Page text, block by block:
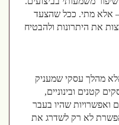
מתי. ככל שהצעד
את היתרונות ולהבטיח
מהלך עסקי שמעניק
קטנים ובינוניים,
שהיו בעבר
לא רק לשדרג את